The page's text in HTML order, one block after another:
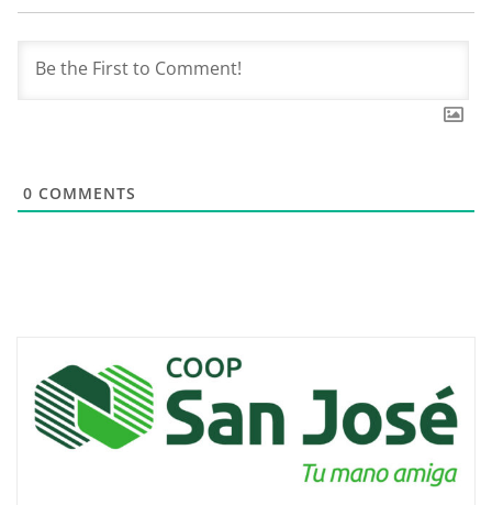
0 COMMENTS